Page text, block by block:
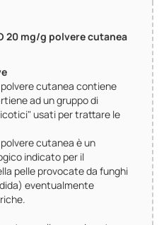
20 mg/g polvere cutanea
polvere cutanea contiene
ad un gruppo di
usati per trattare le
polvere cutanea è un
indicato per il
pelle provocate da funghi
eventualmente